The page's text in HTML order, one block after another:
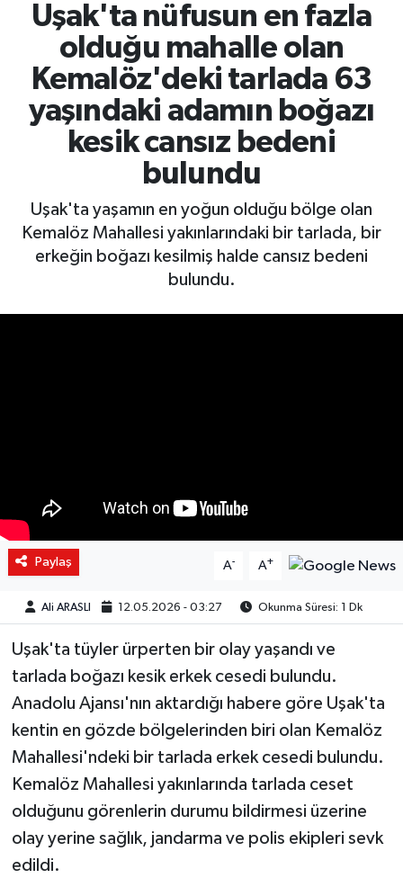
Uşak'ta nüfusun en fazla
olduğu mahalle olan
Kemalöz'deki tarlada 63
yaşındaki adamın boğazı
kesik cansız bedeni
bulundu
Uşak'ta yaşamın en yoğun olduğu bölge olan
Kemalöz Mahallesi yakınlarındaki bir tarlada, bir
erkeğin boğazı kesilmiş halde cansız bedeni
bulundu.
Paylaş A- A+
Ali ARASLI 12.05.2026 - 03:27 Okunma Süresi: 1 Dk
Uşak'ta tüyler ürperten bir olay yaşandı ve
tarlada boğazı kesik erkek cesedi bulundu.
Anadolu Ajansı'nın aktardığı habere göre Uşak'ta
kentin en gözde bölgelerinden biri olan Kemalöz
Mahallesi'ndeki bir tarlada erkek cesedi bulundu.
Kemalöz Mahallesi yakınlarında tarlada ceset
olduğunu görenlerin durumu bildirmesi üzerine
olay yerine sağlık, jandarma ve polis ekipleri sevk
edildi.